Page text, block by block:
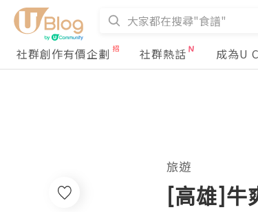
社群創作有價企劃 社群熱話 成為U
旅遊
[高雄]牛